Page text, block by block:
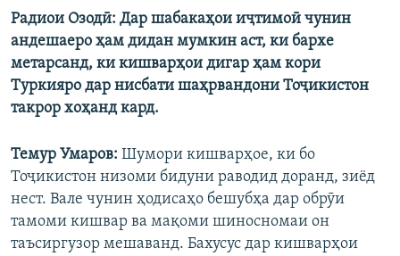
Радиои Озодӣ: Дар шабакаҳои иҷтимоӣ чунин
андешаеро ҳам дидан мумкин аст, ки бархе
метарсанд, ки кишварҳои дигар ҳам кори
Туркияро дар нисбати шаҳрвандони Тоҷикистон
такрор хоҳанд кард.
Темур Умаров: Шумори кишварҳое, ки бо
Тоҷикистон низоми бидуни раводид доранд, зиёд
нест. Вале чунин ҳодисаҳо бешубҳа дар обрӯи
тамоми кишвар ва мақоми шиносномаи он
таъсиргузор мешаванд. Бахусус дар кишварҳои